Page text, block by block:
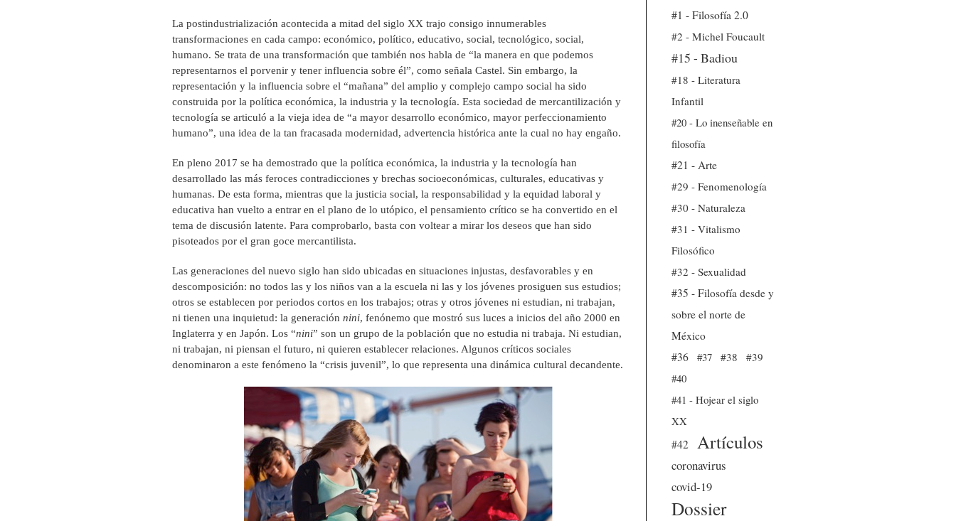
La postindustrialización acontecida a mitad del siglo XX trajo consigo innumerables
transformaciones en cada campo: económico, político, educativo, social, tecnológico, social,
humano. Se trata de una transformación que también nos habla de “la manera en que podemos
representarnos el porvenir y tener influencia sobre él”, como señala Castel. Sin embargo, la
representación y la influencia sobre el “mañana” del amplio y complejo campo social ha sido
construida por la política económica, la industria y la tecnología. Esta sociedad de mercantilización y
tecnología se articuló a la vieja idea de “a mayor desarrollo económico, mayor perfeccionamiento
humano”, una idea de la tan fracasada modernidad, advertencia histórica ante la cual no hay engaño.
En pleno 2017 se ha demostrado que la política económica, la industria y la tecnología han
desarrollado las más feroces contradicciones y brechas socioeconómicas, culturales, educativas y
humanas. De esta forma, mientras que la justicia social, la responsabilidad y la equidad laboral y
educativa han vuelto a entrar en el plano de lo utópico, el pensamiento crítico se ha convertido en el
tema de discusión latente. Para comprobarlo, basta con voltear a mirar los deseos que han sido
pisoteados por el gran goce mercantilista.
Las generaciones del nuevo siglo han sido ubicadas en situaciones injustas, desfavorables y en
descomposición: no todos las y los niños van a la escuela ni las y los jóvenes prosiguen sus estudios;
otros se establecen por periodos cortos en los trabajos; otras y otros jóvenes ni estudian, ni trabajan,
ni tienen una inquietud: la generación nini, fenónemo que mostró sus luces a inicios del año 2000 en
Inglaterra y en Japón. Los “nini” son un grupo de la población que no estudia ni trabaja. Ni estudian,
ni trabajan, ni piensan el futuro, ni quieren establecer relaciones. Algunos críticos sociales
denominaron a este fenómeno la “crisis juvenil”, lo que representa una dinámica cultural decandente.
#1 - Filosofía 2.0
#2 - Michel Foucault
#15 - Badiou
#18 - Literatura
Infantil
#20 - Lo inenseñable en
filosofía
#21 - Arte
#29 - Fenomenología
#30 - Naturaleza
#31 - Vitalismo
Filosófico
#32 - Sexualidad
#35 - Filosofía desde y
sobre el norte de
México
#36
#37 #38
#39
#40
#41 - Hojear el siglo
XX
#42
Artículos
coronavirus
covid-19
Dossier